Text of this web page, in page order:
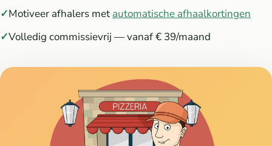
Motiveer afhalers met automatische afhaalkortingen
Volledig commissievrij — vanaf € 39/maand